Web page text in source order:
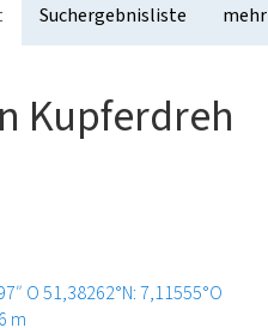
Suchergebnisliste mehr
Kupferdreh
O51,38262°N: 7,11555°O
m